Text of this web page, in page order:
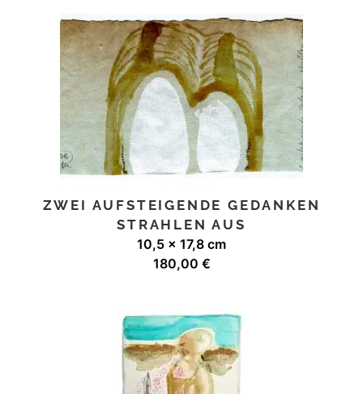
ZWEI AUFSTEIGENDE GEDANKEN
STRAHLEN AUS
10,5 x 17,8 cm
180,00 €